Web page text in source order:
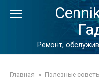
Ремонт,
Главная » Полезные